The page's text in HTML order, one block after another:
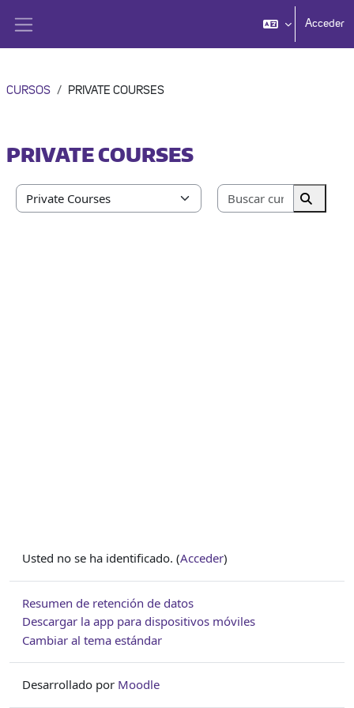
Acceder
CURSOS PRIVATE COURSES
PRIVATE COURSES
Categorías
Buscar
Buscar
Usted no se ha identificado. (Acceder)
Resumen de retención de datos
Descargar la app para dispositivos móviles
Cambiar al tema estándar
Desarrollado por Moodle